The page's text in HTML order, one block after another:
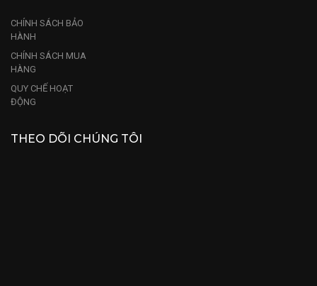
CHÍNH SÁCH BẢO
HÀNH
CHÍNH SÁCH MUA
HÀNG
QUY CHẾ HOẠT
ĐỘNG
THEO DÕI CHÚNG TÔI